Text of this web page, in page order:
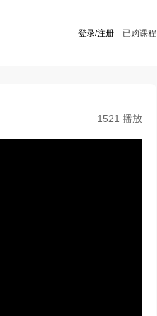
登录/注册 已购课程
1521 播放